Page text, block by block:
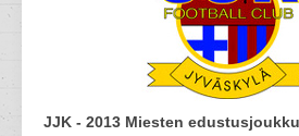
JJK - 2013 Miesten